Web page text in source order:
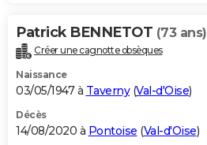
Patrick BENNETOT (73 ans)
Créer une cagnotte obsèques
Naissance
03/05/1947 à Taverny(Val-d'Oise)
Décès
14/08/2020 à Pontoise (Val-d'Oise)